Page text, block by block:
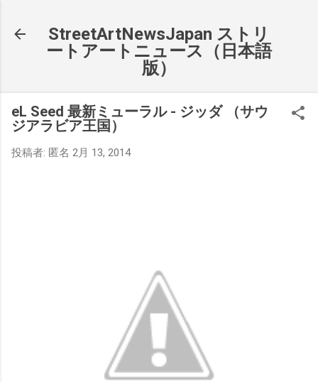
StreetArtNewsJapan ストリ
ートアートニュース（日本語
版）
eL Seed 最新ミューラル - ジッダ （サウ
ジアラビア王国）
投稿者: 匿名 2月 13, 2014